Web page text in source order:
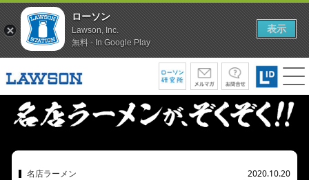
名店ラーメン 2020.10.20
ローソン
Lawson, Inc.
無料 - In Google Play
表示